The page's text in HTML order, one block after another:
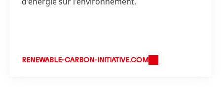
RENEWABLE-CARBON-INITIATIVE.COM